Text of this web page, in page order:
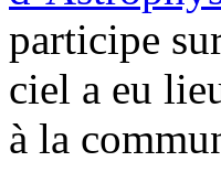
participe
ciel a eu
à la